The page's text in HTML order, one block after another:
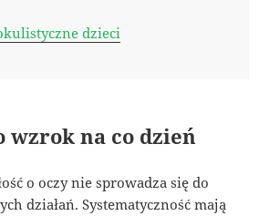
dzieci
wzrok na co dzień
o oczy nie sprowadza się do
działań. Systematyczność mają